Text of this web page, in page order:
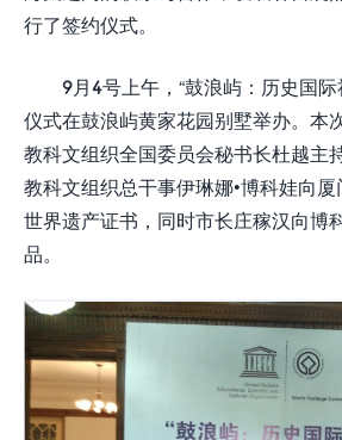
行了签约仪式。
9月4号上午，“鼓浪屿：历史国
仪式在鼓浪屿黄家花园别墅举办。本
教科文组织全国委员会秘书长杜越主
教科文组织总干事伊琳娜•博科娃向
世界遗产证书，同时市长庄稼汉向博
品。